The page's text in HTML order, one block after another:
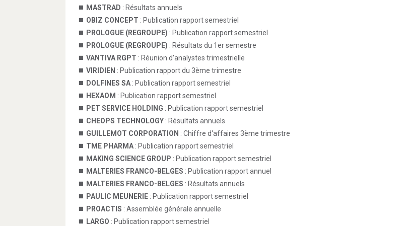
MASTRAD : Résultats annuels
OBIZ CONCEPT : Publication rapport semestriel
PROLOGUE (REGROUPE) : Publication rapport semestriel
PROLOGUE (REGROUPE) : Résultats du 1er semestre
VANTIVA RGPT : Réunion d'analystes trimestrielle
VIRIDIEN : Publication rapport du 3ème trimestre
DOLFINES SA : Publication rapport semestriel
HEXAOM : Publication rapport semestriel
PET SERVICE HOLDING : Publication rapport semestriel
CHEOPS TECHNOLOGY : Résultats annuels
GUILLEMOT CORPORATION : Chiffre d'affaires 3ème trimestre
TME PHARMA : Publication rapport semestriel
MAKING SCIENCE GROUP : Publication rapport semestriel
MALTERIES FRANCO-BELGES : Publication rapport annuel
MALTERIES FRANCO-BELGES : Résultats annuels
PAULIC MEUNERIE : Publication rapport semestriel
PROACTIS : Assemblée générale annuelle
LARGO : Publication rapport semestriel